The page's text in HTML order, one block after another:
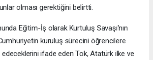
olması gerektiğini belirtti.
Eğitim-İş olarak Kurtuluş Savaşı'nın
kuruluş sürecini öğrencilere
ifade eden Tok, Atatürk ilke ve